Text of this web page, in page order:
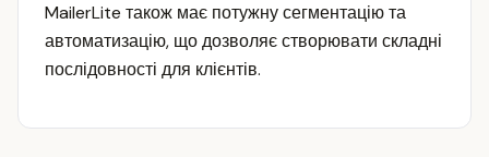
MailerLite також має потужну сегментацію та
автоматизацію, що дозволяє створювати складні
послідовності для клієнтів.